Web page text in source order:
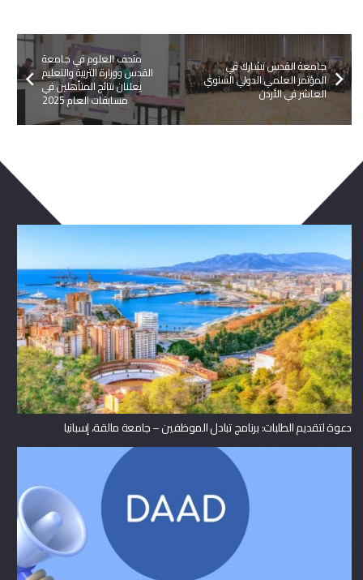
متحف العلوم في جامعة
القدس ووزارة التربية والتعليم
يعلنان نتائج المتأهلين في
مسابقات العام 2025
جامعة القدس تشارك في
المؤتمر العلمي الدولي السنوي
العاشر في الأردن
دعوة لتقديم الطلبات: برنامج تبادل الموظفين – جامعة مالقة، إسبانيا